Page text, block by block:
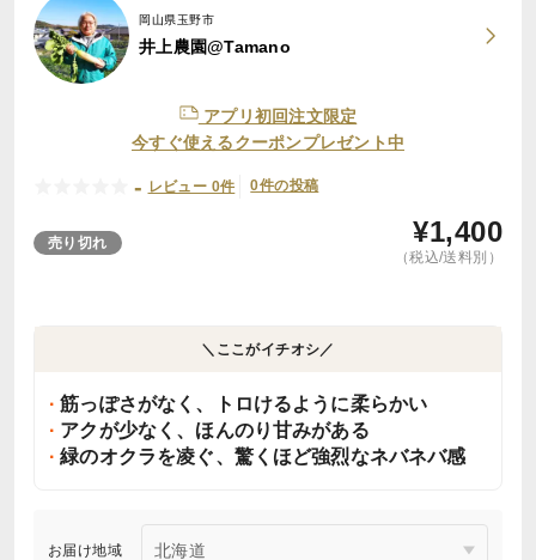
岡山県玉野市
井上農園@Tamano
アプリ初回注文限定
今すぐ使えるクーポンプレゼント中
- レビュー 0件 0件の投稿
売り切れ ¥1,400
（税込/送料別）
＼ここがイチオシ／
筋っぽさがなく、トロけるように柔らかい
アクが少なく、ほんのり甘みがある
緑のオクラを凌ぐ、驚くほど強烈なネバネバ感
お届け地域